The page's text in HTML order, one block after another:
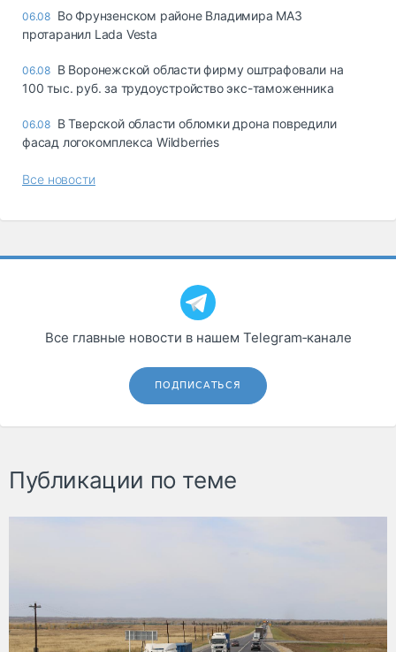
06.08 Во Фрунзенском районе Владимира МАЗ
протаранил Lada Vesta
06.08 В Воронежской области фирму оштрафовали на
100 тыс. руб. за трудоустройство экс-таможенника
06.08 В Тверской области обломки дрона повредили
фасад логокомплекса Wildberries
Все новости
Все главные новости в нашем Telegram‑канале
ПОДПИСАТЬСЯ
Публикации по теме